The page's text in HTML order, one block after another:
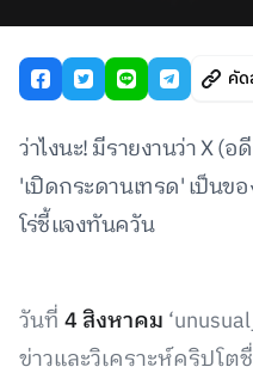
คั
ว่าไงนะ! มีรายงานว่า X (
'เปิดกระดานเทรด' เป็นข
โร่ชี้แจงทันควัน
วันที่ 4 สิงหาคม
ข่าวและวิเคราะห์คริปโ